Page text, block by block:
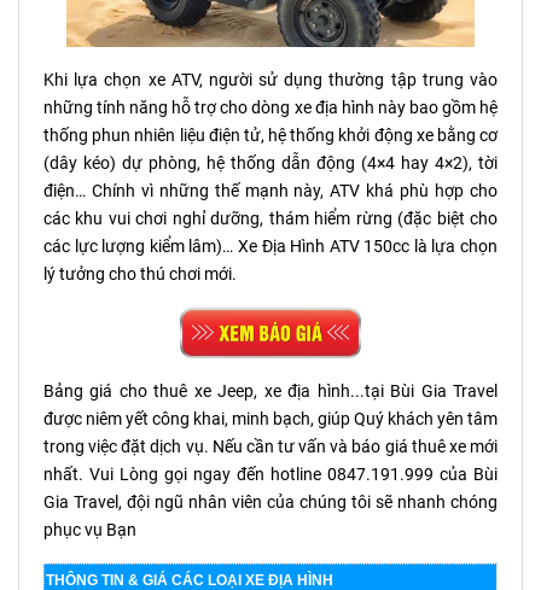
Khi lựa chọn xe ATV, người sử dụng thường tập trung vào
những tính năng hỗ trợ cho dòng xe địa hình này bao gồm hệ
thống phun nhiên liệu điện tử, hệ thống khởi động xe bằng cơ
(dây kéo) dự phòng, hệ thống dẫn động (4×4 hay 4×2), tời
điện… Chính vì những thế mạnh này, ATV khá phù hợp cho
các khu vui chơi nghỉ dưỡng, thám hiểm rừng (đặc biệt cho
các lực lượng kiểm lâm)… Xe Địa Hình ATV 150cc là lựa chọn
lý tưởng cho thú chơi mới.
Bảng giá cho thuê xe Jeep, xe địa hình...tại Bùi Gia Travel
được niêm yết công khai, minh bạch, giúp Quý khách yên tâm
trong việc đặt dịch vụ. Nếu cần tư vấn và báo giá thuê xe mới
nhất. Vui Lòng gọi ngay đến hotline 0847.191.999 của Bùi
Gia Travel, đội ngũ nhân viên của chúng tôi sẽ nhanh chóng
phục vụ Bạn
THÔNG TIN & GIÁ CÁC LOẠI XE ĐỊA HÌNH